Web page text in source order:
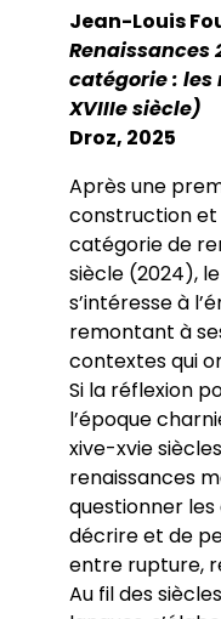
Jean-Louis
Renaissances
catégorie : les
XVIIIe siècle)
Droz, 2025
Après une
construction et
catégorie de
siècle (2024),
s’intéresse à
remontant à
contextes qui
Si la réflexion
l’époque
xive-xvie
renaissances
questionner
décrire et de
entre rupture,
Au fil des